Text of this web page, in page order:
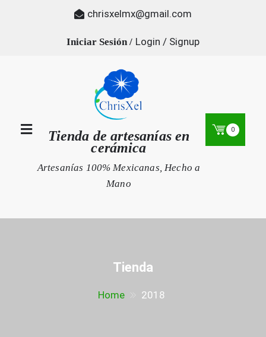
chrisxelmx@gmail.com
Login / Signup
Tienda de artesanías en
cerámica
Artesanías 100% Mexicanas, Hecho a
Mano
0
Tienda
Home 2018